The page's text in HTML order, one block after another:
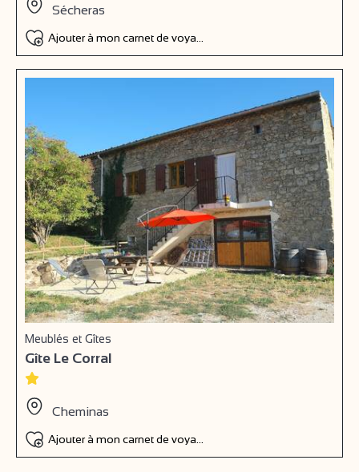
Sécheras
Ajouter à mon carnet de voyage
Meublés et Gîtes
Gîte Le Corral
Cheminas
Ajouter à mon carnet de voyage